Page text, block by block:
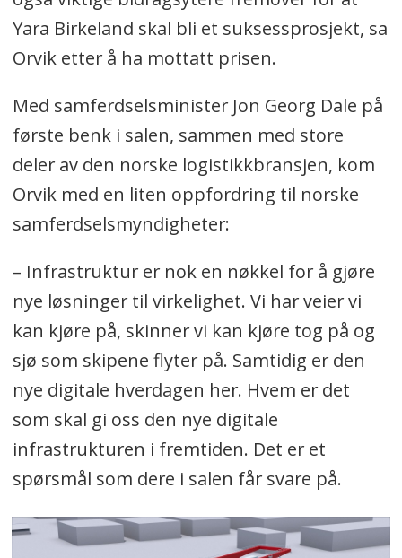
Yara Birkeland skal bli et suksessprosjekt, sa
Orvik etter å ha mottatt prisen.
Med samferdselsminister Jon Georg Dale på
første benk i salen, sammen med store
deler av den norske logistikkbransjen, kom
Orvik med en liten oppfordring til norske
samferdselsmyndigheter:
– Infrastruktur er nok en nøkkel for å gjøre
nye løsninger til virkelighet. Vi har veier vi
kan kjøre på, skinner vi kan kjøre tog på og
sjø som skipene flyter på. Samtidig er den
nye digitale hverdagen her. Hvem er det
som skal gi oss den nye digitale
infrastrukturen i fremtiden. Det er et
spørsmål som dere i salen får svare på.